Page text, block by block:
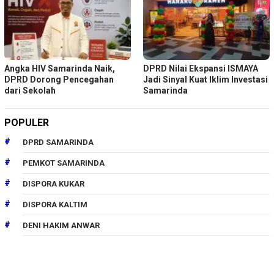
Angka HIV Samarinda Naik,
DPRD Dorong Pencegahan
dari Sekolah
DPRD Nilai Ekspansi ISMAYA
Jadi Sinyal Kuat Iklim Investasi
Samarinda
POPULER
DPRD SAMARINDA
PEMKOT SAMARINDA
DISPORA KUKAR
DISPORA KALTIM
DENI HAKIM ANWAR